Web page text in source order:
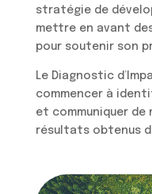
stratégie de
mettre en avant
pour soutenir son
Le Diagnostic
commencer à
et communiquer de
résultats obtenus